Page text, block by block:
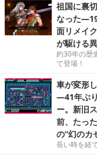
祖国に裏
なった
面リメイ
が駆ける
約30年の歴
て登場！
車が変形
―41年ぶ
ー。新旧
前、たっ
の“幻のカ
長い時を経